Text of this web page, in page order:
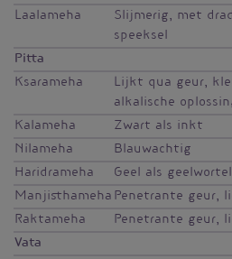
Laalameha
Slijmerig, met
speeksel
Pitta
Ksarameha
Lijkt qua geur,
alkalische
Kalameha
Zwart als inkt
Nilameha
Blauwachtig
Haridrameha
Geel als geelwortel
Manjisthameha Penetrante geur,
Raktameha
Penetrante geur,
Vata